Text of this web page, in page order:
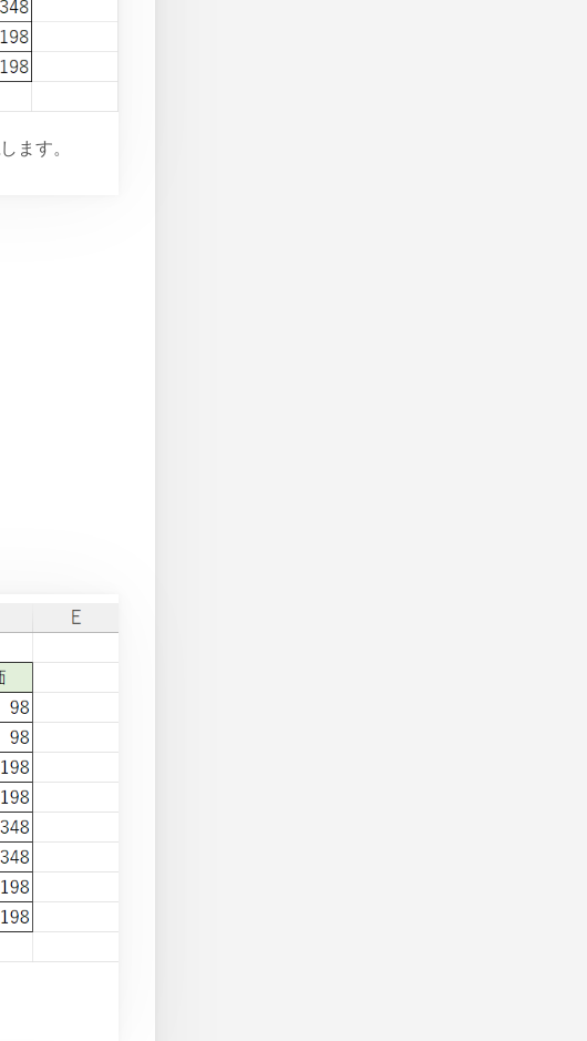
します。